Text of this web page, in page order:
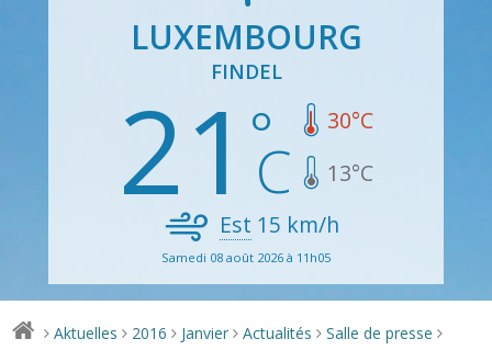
LUXEMBOURG
FINDEL
21 30°C
13°C
Est 15 km/h
Samedi 08 août 2026 à 11h05
> Aktuelles > 2016 > Janvier > Actualités > Salle de presse >